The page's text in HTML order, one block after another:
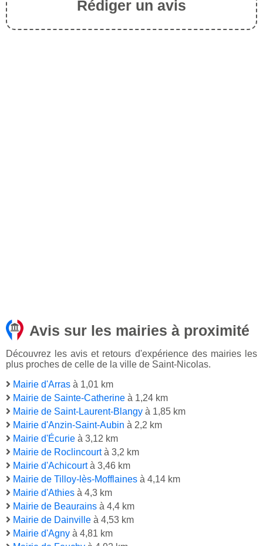
Rédiger un avis
Avis sur les mairies à proximité
Découvrez les avis et retours d'expérience des mairies les
plus proches de celle de la ville de Saint-Nicolas.
Mairie d'Arras à 1,01 km
Mairie de Sainte-Catherine à 1,24 km
Mairie de Saint-Laurent-Blangy à 1,85 km
Mairie d'Anzin-Saint-Aubin à 2,2 km
Mairie d'Écurie à 3,12 km
Mairie de Roclincourtà 3,2 km
Mairie d'Achicourtà 3,46 km
Mairie de Tilloy-lès-Mofflaines à 4,14 km
Mairie d'Athies à 4,3 km
Mairie de Beaurains à 4,4 km
Mairie de Dainville à 4,53 km
Mairie d'Agny à 4,81 km